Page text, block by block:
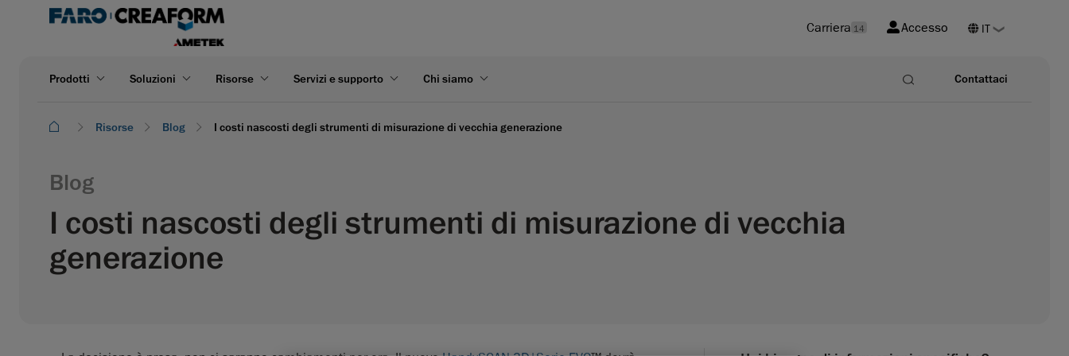
Carriera 14 Accesso
Prodotti Soluzioni Risorse Servizi e supporto Chi siamo Contattaci
Risorse Blog I costi nascosti degli strumenti di misurazione di vecchia generazione
Blog
I costi nascosti degli strumenti di misurazione di vecchia
generazione